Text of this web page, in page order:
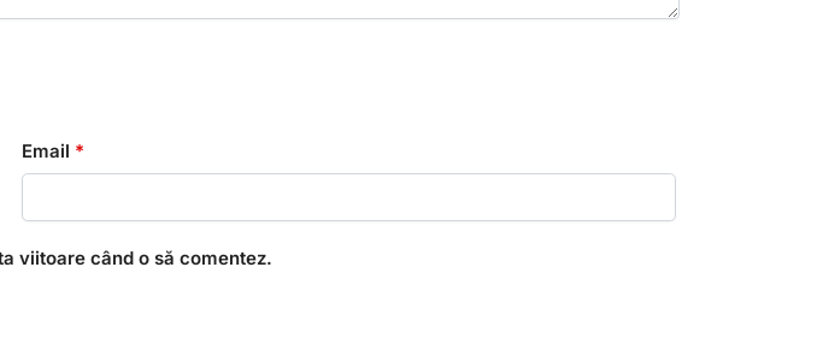
Email *
viitoare când o să comentez.